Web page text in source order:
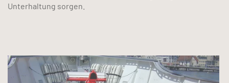
Unterhaltung sorgen.